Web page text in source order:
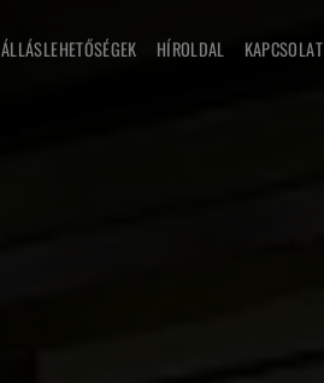
ÁLLÁSLEHETŐSÉGEK HÍROLDAL KAPCSOLAT